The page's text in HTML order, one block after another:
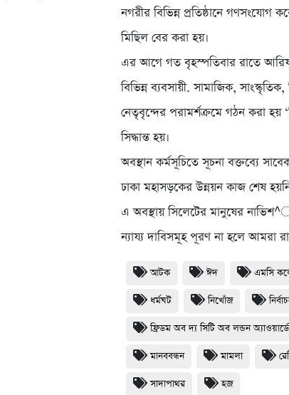
নগরীর বিভিন্ন প্রতিষ্ঠানে গণসংযোগ
মিছিল বের করা হয়।
এর আগে গত বৃহস্পতিবার রাতে
বিভিন্ন ব্যবসায়ী. সামাজিক,
নেতৃবৃন্দের পরামর্শক্রমে গঠন করা
সিদ্ধান্ত হয়।
অবস্থান কর্মসূচিতে সূচনা বক্তব্যে
ঢাকা মহাসড়কের উন্নয়ন কাজ শেষ
এ অবস্থায় সিলেটের মানুষের
ন্যায্য দাবিসমূহ পূরণ না হলে আমরা
আটক ঈদ এমসি
ধর্মঘট নিখোঁজ
ফ্রিডম অব দ্য সিটি অব লন্ডন
মানববন্ধন মামলা
সাদাপাথর হজ